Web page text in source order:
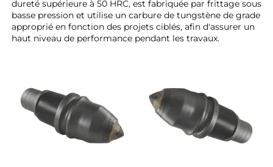
dureté supérieure à 50 HRC, est fabriquée par frittage sous
basse pression et utilise un carbure de tungstène de grade
approprié en fonction des projets ciblés, afin d'assurer un
haut niveau de performance pendant les travaux.